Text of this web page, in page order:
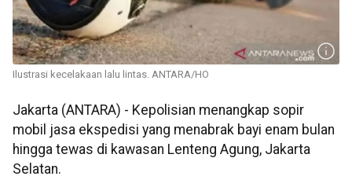
Ilustrasi kecelakaan lalu lintas. ANTARA/HO
Jakarta (ANTARA) - Kepolisian menangkap sopir
mobil jasa ekspedisi yang menabrak bayi enam bulan
hingga tewas di kawasan Lenteng Agung, Jakarta
Selatan.